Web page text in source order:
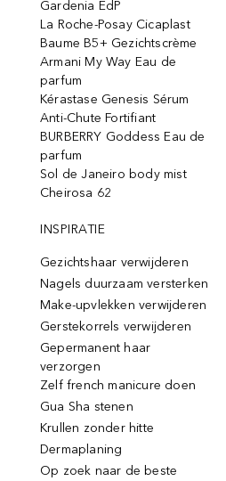
Gardenia EdP
La Roche-Posay Cicaplast
Baume B5+ Gezichtscrème
Armani My Way Eau de
parfum
Kérastase Genesis Sérum
Anti-Chute Fortifiant
BURBERRY Goddess Eau de
parfum
Sol de Janeiro body mist
Cheirosa 62
INSPIRATIE
Gezichtshaar verwijderen
Nagels duurzaam versterken
Make-upvlekken verwijderen
Gerstekorrels verwijderen
Gepermanent haar
verzorgen
Zelf french manicure doen
Gua Sha stenen
Krullen zonder hitte
Dermaplaning
Op zoek naar de beste